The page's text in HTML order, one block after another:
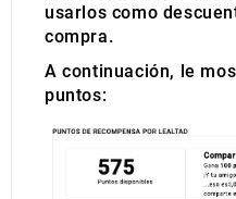
usarlos como
compra.
A continuación, le
puntos: